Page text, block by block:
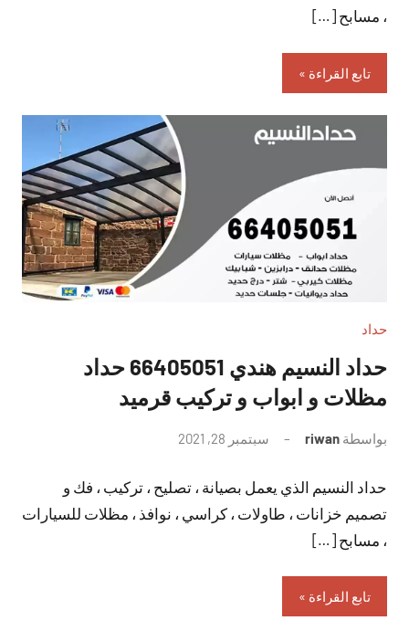
، مسابح […]
تابع القراءة
حداد
حداد النسيم هندي 66405051 حداد
مظلات و ابواب و تركيب قرميد
بواسطة riwan سبتمبر 28, 2021
تعليقات
حداد النسيم الذي يعمل بصيانة ، تصليح ، تركيب ، فك و
تصميم خزانات ، طاولات ، كراسي ، نوافذ ، مظلات للسيارات
، مسابح […]
تابع القراءة